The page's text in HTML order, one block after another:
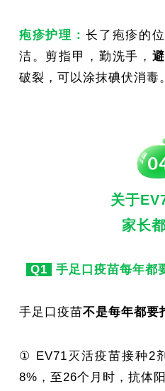
疱疹护理： 长了疱疹的
洁。剪指甲，勤洗手，
破裂，可以涂抹碘伏消毒。
关于
家长
Q1 手足口疫苗每年都
手足口疫苗不是每年都要
① EV71灭活疫苗接种2
8%，至26个月时，抗体